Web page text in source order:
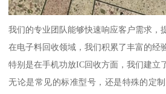
我们的专业团队能够快速响应客户需求，
在电子料回收领域，我们积累了丰富的经
特别是在手机功放IC回收方面，我们建立
无论是常见的标准型号，还是特殊的定